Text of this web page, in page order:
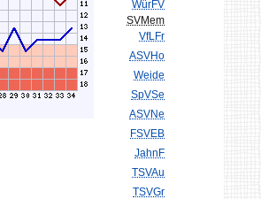
WürFV
SVMem
VfLFr
ASVHo
Weide
SpVSe
ASVNe
FSVEB
JahnF
TSVAu
TSVGr